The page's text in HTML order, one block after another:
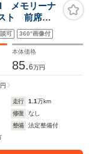
メモリーナ
ト 前席シ
ュスター
チアルミ
可 360°画像付
本体価格
85.6万円
円
走行 1.1万km
修復
なし
整備
法定整備付